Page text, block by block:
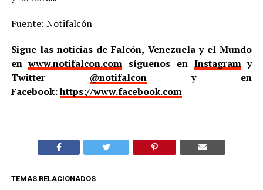
Fuente: Notifalcón
Sigue las noticias de Falcón, Venezuela y el Mundo
enwww.notifalcon.com síguenos en Instagramy
Twitter @notifalcony en
Facebook:https://www.facebook.com
TEMAS RELACIONADOS